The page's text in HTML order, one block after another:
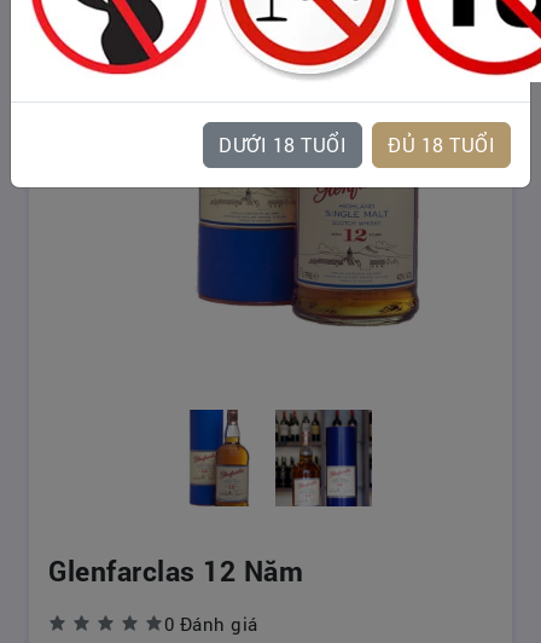
Glenfarclas 12 Năm
0 Đánh giá
DƯỚI 18 TUỔI ĐỦ 18 TUỔI